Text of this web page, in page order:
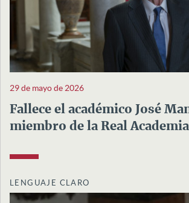
29 de mayo de 2026
Fallece el académico José
miembro de la Real
LENGUAJE CLARO